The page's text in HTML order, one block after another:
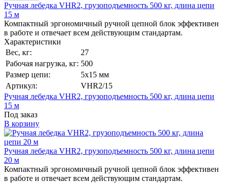
Ручная лебедка VHR2, грузоподъемность 500 кг, длина цепи
15 м
Компактный эргономичный ручной цепной блок эффективен
в работе и отвечает всем действующим стандартам.
Характеристики
Вес, кг:
27
Рабочая нагрузка, кг: 500
Размер цепи:
5x15 мм
Артикул:
VHR2/15
Ручная лебедка VHR2, грузоподъемность 500 кг, длина цепи
15 м
Под заказ
В корзину
Ручная лебедка VHR2, грузоподъемность 500 кг, длина цепи
20 м
Компактный эргономичный ручной цепной блок эффективен
в работе и отвечает всем действующим стандартам.